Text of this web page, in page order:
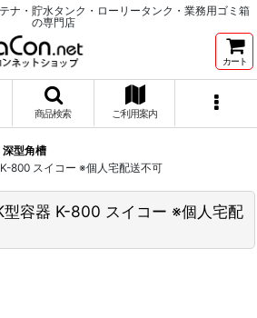
ナ・貯水タンク・ローリータンク・業務用ゴミ箱
の専門店
カート
商品検索 ご利用案内
型角槽
800 スイコー ※個人宅配送不可
型容器 K-800 スイコー ※個人宅配